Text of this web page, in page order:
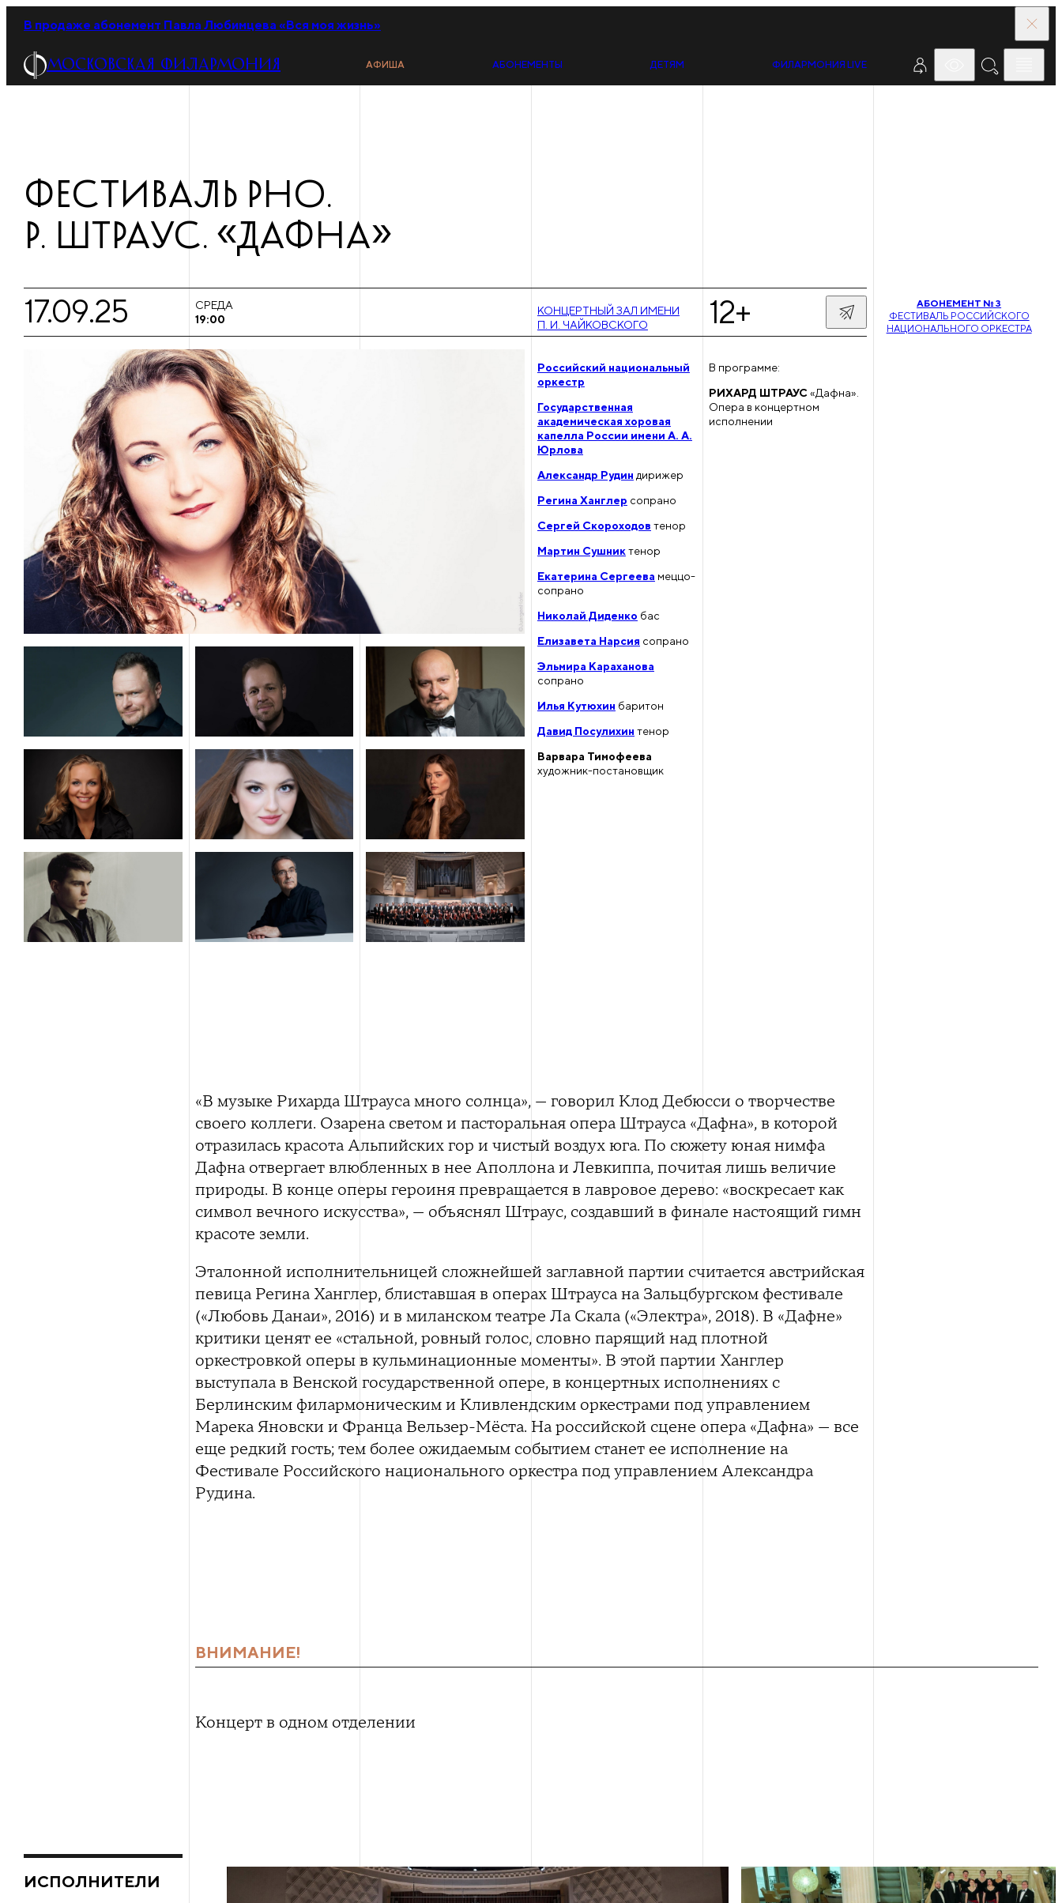
В продаже абонемент Павла Любимцева «Вся моя жизнь»
МОСКОВСКАЯ ФИЛАРМОНИЯ АФИША АБОНЕМЕНТЫ ДЕТЯМ ФИЛАРМОНИЯ LIVE
ФЕСТИВАЛЬ РНО.
Р. ШТРАУС. «ДАФНА»
17.09.25
СРЕДА
19:00
КОНЦЕРТНЫЙ ЗАЛ ИМЕНИ
П. И. ЧАЙКОВСКОГО
12+
Российский национальный
оркестр
Государственная
академическая хоровая
капелла России имени А. А.
Юрлова
Александр Рудин дирижер
Регина Ханглер сопрано
Сергей Скороходов тенор
Мартин Сушниктенор
Екатерина Сергеева меццо-
сопрано
Николай Диденко бас
Елизавета Нарсия сопрано
Эльмира Караханова
сопрано
Илья Кутюхин баритон
Давид Посулихин тенор
Варвара Тимофеева
художник-постановщик
В программе:
РИХАРД ШТРАУС«Дафна».
Опера в концертном
исполнении
АБОНЕМЕНТ № 3
ФЕСТИВАЛЬ РОССИЙСКОГО
НАЦИОНАЛЬНОГО ОРКЕСТРА
«В музыке Рихарда Штрауса много солнца», — говорил Клод Дебюсси о творчестве
своего коллеги. Озарена светом и пасторальная опера Штрауса «Дафна», в которой
отразилась красота Альпийских гор и чистый воздух юга. По сюжету юная нимфа
Дафна отвергает влюбленных в нее Аполлона и Левкиппа, почитая лишь величие
природы. В конце оперы героиня превращается в лавровое дерево: «воскресает как
символ вечного искусства», — объяснял Штраус, создавший в финале настоящий гимн
красоте земли.
Эталонной исполнительницей сложнейшей заглавной партии считается австрийская
певица Регина Ханглер, блиставшая в операх Штрауса на Зальцбургском фестивале
(«Любовь Данаи», 2016) и в миланском театре Ла Скала («Электра», 2018). В «Дафне»
критики ценят ее «стальной, ровный голос, словно парящий над плотной
оркестровкой оперы в кульминационные моменты». В этой партии Ханглер
выступала в Венской государственной опере, в концертных исполнениях с
Берлинским филармоническим и Кливлендским оркестрами под управлением
Марека Яновски и Франца Вельзер-Мёста. На российской сцене опера «Дафна» — все
еще редкий гость; тем более ожидаемым событием станет ее исполнение на
Фестивале Российского национального оркестра под управлением Александра
Рудина.
ВНИМАНИЕ!
Концерт в одном отделении
ИСПОЛНИТЕЛИ